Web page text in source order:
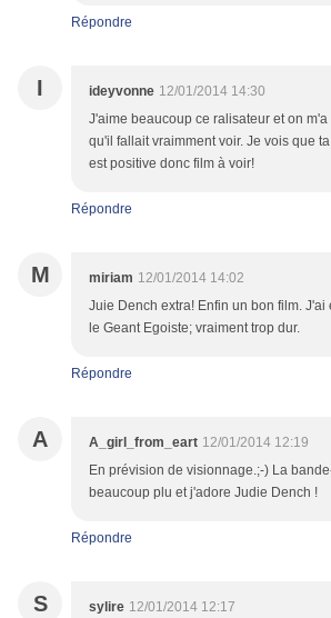
Répondre
I ideyvonne 12/01/2014 14:30
J'aime beaucoup ce ralisateur et on
qu'il fallait vraimment voir. Je vois que
est positive donc film à voir!
Répondre
M miriam 12/01/2014 14:02
Juie Dench extra! Enfin un bon film.
le Geant Egoiste; vraiment trop dur.
Répondre
A A_girl_from_eart 12/01/2014 12:19
En prévision de visionnage.;-) La
beaucoup plu et j'adore Judie Dench !
Répondre
S sylire 12/01/2014 12:17